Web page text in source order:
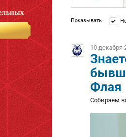
Показывать
10 декабря
Флая
Собираем